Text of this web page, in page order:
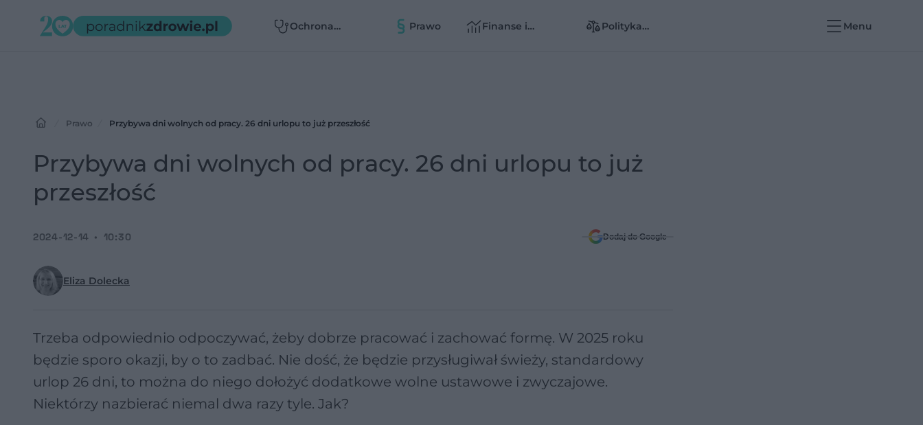
Ochrona
Prawo
Finanse i
Polityka
Menu
Prawo Przybywa dni wolnych od pracy. 26 dni urlopu to już przeszłość
Przybywa dni wolnych od pracy. 26 dni urlopu to już
przeszłość
Eliza Dolecka
2024-12-14 10:30 Dodaj do Google
Trzeba odpowiednio odpoczywać, żeby dobrze pracować i zachować formę. W 2025 roku
będzie sporo okazji, by o to zadbać. Nie dość, że będzie przysługiwał świeży, standardowy
urlop 26 dni, to można do niego dołożyć dodatkowe wolne ustawowe i zwyczajowe.
Niektórzy nazbierać niemal dwa razy tyle. Jak?